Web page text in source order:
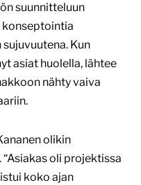
suunnitteluun
konseptointia
Kun
asiat huolella, lähtee
nähty vaiva
olikin
oli projektissa
koko ajan